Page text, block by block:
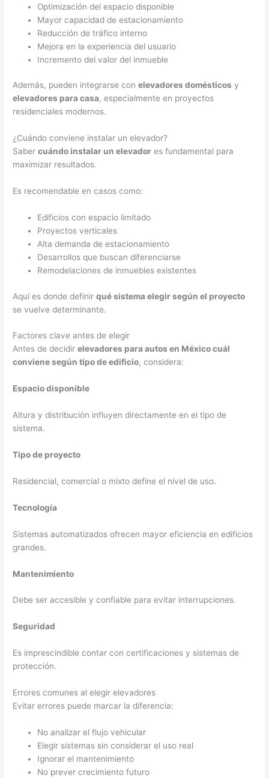
Optimización del espacio disponible
Mayor capacidad de estacionamiento
Reducción de tráfico interno
Mejora en la experiencia del usuario
Incremento del valor del inmueble
Además, pueden integrarse conelevadores domésticos y
elevadores para casa, especialmente en proyectos
residenciales modernos.
¿Cuándo conviene instalar un elevador?
Sabercuándo instalar un elevador es fundamental para
maximizar resultados.
Es recomendable en casos como:
Edificios con espacio limitado
Proyectos verticales
Alta demanda de estacionamiento
Desarrollos que buscan diferenciarse
Remodelaciones de inmuebles existentes
Aquí es donde definirqué sistema elegir según el proyecto
se vuelve determinante.
Factores clave antes de elegir
Antes de decidirelevadores para autos en México cuál
conviene según tipo de edificio, considera:
Espacio disponible
Altura y distribución influyen directamente en el tipo de
sistema.
Tipo de proyecto
Residencial, comercial o mixto define el nivel de uso.
Tecnología
Sistemas automatizados ofrecen mayor eficiencia en edificios
grandes.
Mantenimiento
Debe ser accesible y confiable para evitar interrupciones.
Seguridad
Es imprescindible contar con certificaciones y sistemas de
protección.
Errores comunes al elegir elevadores
Evitar errores puede marcar la diferencia:
No analizar el flujo vehicular
Elegir sistemas sin considerar el uso real
Ignorar el mantenimiento
No prever crecimiento futuro